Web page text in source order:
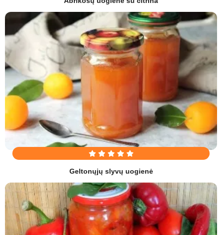
Geltonųjų slyvų uogienė